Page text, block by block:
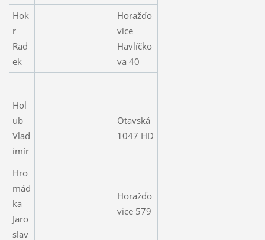
Hok
r
Rad
ek
Horažďo
vice
Havlíčko
va 40
Hol
ub
Vlad
imír
Otavská
1047 HD
Hro
mád
ka
Jaro
slav
Horažďo
vice 579